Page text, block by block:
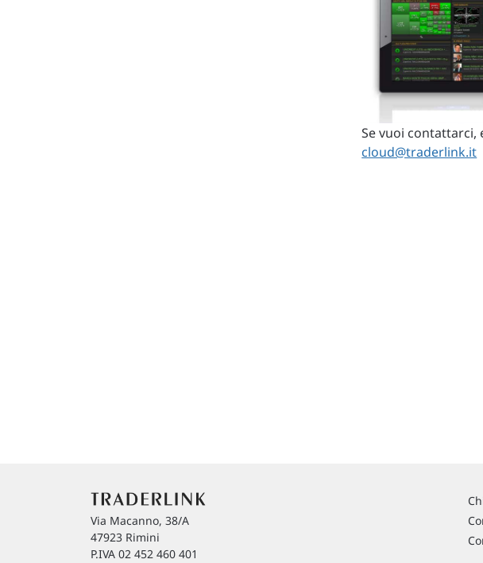
Se vuoi
cloud@traderlink.it
Via Macanno, 38/A
47923 Rimini
P.IVA 02 452 460 401